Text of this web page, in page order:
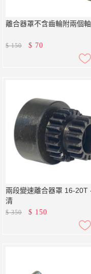
離合器罩不含齒輪附兩個
$150 $ 70
兩段變速離合器罩 16-20T - 出
清
$350 $ 150